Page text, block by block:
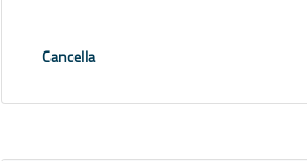
Cancella